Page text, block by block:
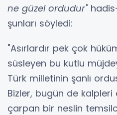
ne güzel ordudur"
şunları söyledi:
"Asırlardır pek çok
süsleyen bu kutlu
Türk milletinin şanlı
Bizler, bugün de kalpleri
çarpan bir neslin